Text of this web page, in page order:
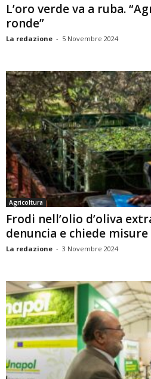
L’oro verde va a ruba.
ronde”
La redazione - 5 Novembre 2024
Agricoltura
Frodi nell’olio d’oliva
denuncia e chiede
La redazione - 3 Novembre 2024